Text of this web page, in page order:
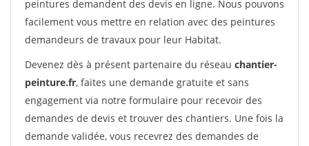
peintures demandent des devis en ligne. Nous pouvons
facilement vous mettre en relation avec des peintures
demandeurs de travaux pour leur Habitat.
Devenez dès à présent partenaire du réseau chantier-
peinture.fr, faites une demande gratuite et sans
engagement via notre formulaire pour recevoir des
demandes de devis et trouver des chantiers. Une fois la
demande validée, vous recevrez des demandes de